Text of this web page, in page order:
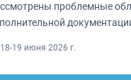
проблемные
18-19 июня 2026 г.